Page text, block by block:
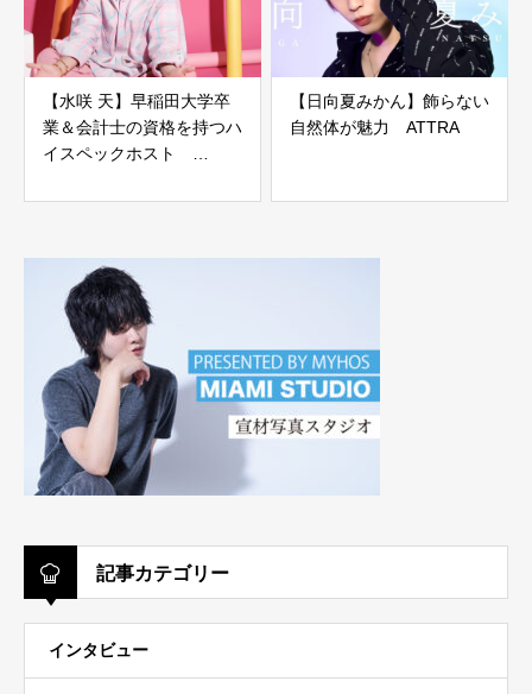
【水咲 天】早稲田大学卒
業＆会計士の資格を持つハ
イスペックホスト
【日向夏みかん】飾らない
自然体が魅力 ATTRA
記事カテゴリー
インタビュー